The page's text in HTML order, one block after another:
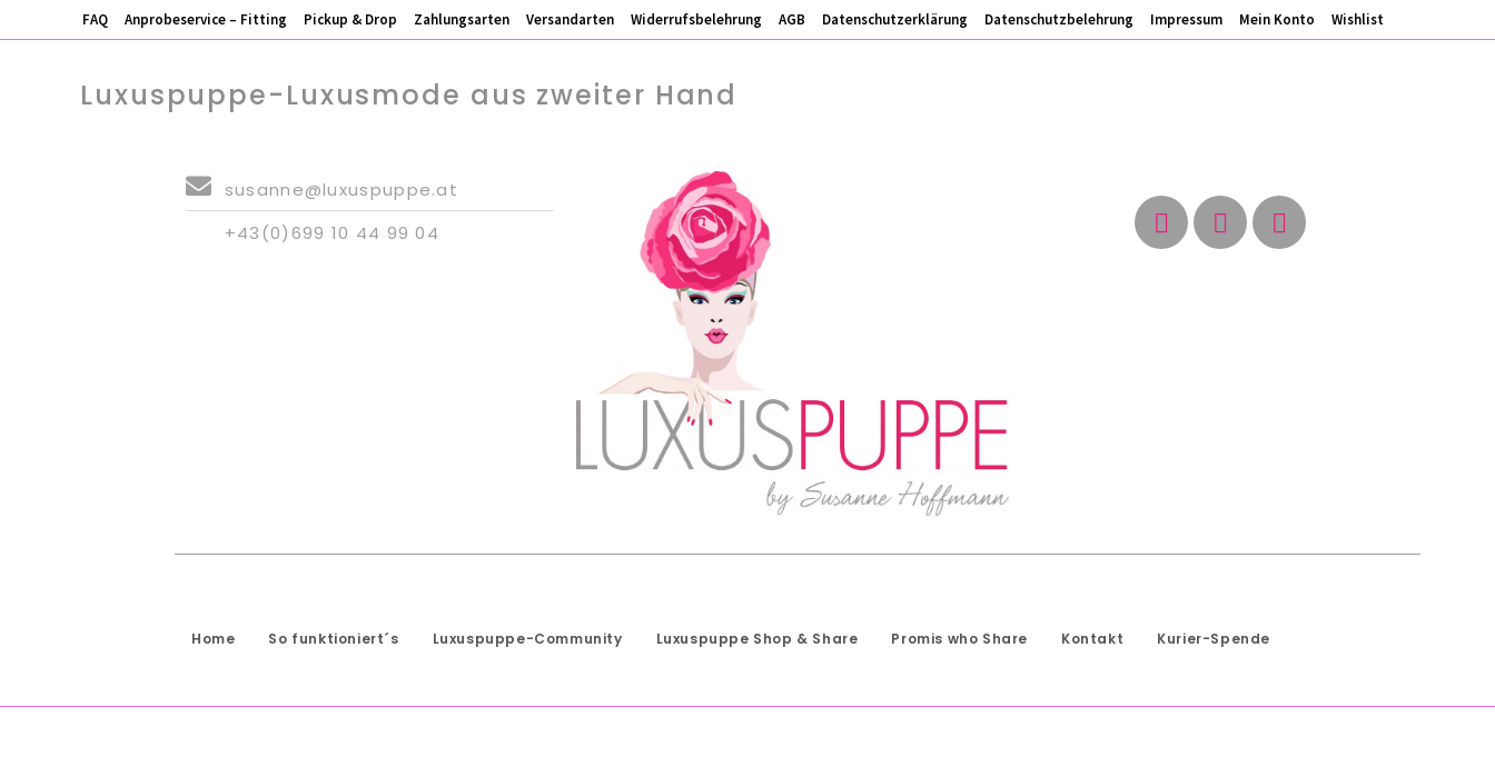
FAQ Anprobeservice – Fitting Pickup & Drop Zahlungsarten Versandarten Widerrufsbelehrung AGB Datenschutzerklärung Datenschutzbelehrung Impressum Mein Konto Wishlist
Luxuspuppe-Luxusmode aus zweiter Hand
susanne@luxuspuppe.at
+43(0)699 10 44 99 04
Home So funktioniert´s Luxuspuppe-Community Luxuspuppe Shop & Share Promis who Share Kontakt Kurier-Spende